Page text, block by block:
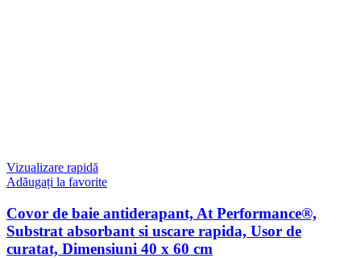
Vizualizare rapidă
Adăugați la favorite
Covor de baie antiderapant, At Performance®,
Substrat absorbant si uscare rapida, Usor de
curatat, Dimensiuni 40 x 60 cm